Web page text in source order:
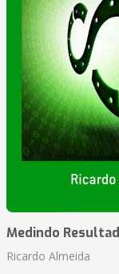
Medindo
Ricardo Almeida